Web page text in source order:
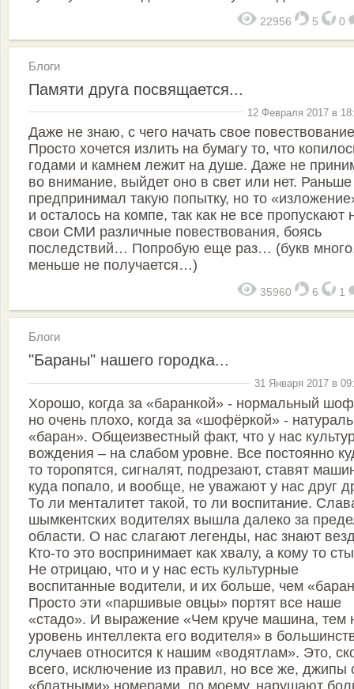
22956 5 0
Блоги
Памяти друга посвящается...
12 Февраля 2017 в
Даже не знаю, с чего начать свое
Просто хочется излить на бумагу то, что
годами и камнем лежит на душе. Даже не
во внимание, выйдет оно в свет или нет. Раньше
предпринимал такую попытку, но то
и осталось на компе, так как не все пропускают
свои СМИ различные повествования, боясь
последствий… Попробую еще раз… (букв
меньше не получается…)
35960 6 1
Блоги
"Бараны" нашего городка...
31 Января 2017 в
Хорошо, когда за «баранкой» - нормальный
но очень плохо, когда за «шофёркой» -
«баран». Общеизвестный факт, что у нас
вождения – на слабом уровне. Все постоянно
то торопятся, сигналят, подрезают, ставят
куда попало, и вообще, не уважают у нас друг
То ли менталитет такой, то ли воспитание.
шымкентских водителях вышла далеко за
области. О нас слагают легенды, нас знают
Кто-то это воспринимает как хвалу, а кому то
Не отрицаю, что и у нас есть культурные
воспитанные водители, и их больше, чем
Просто эти «паршивые овцы» портят все наше
«стадо». И выражение «Чем круче машина, тем
уровень интеллекта его водителя» в
случаев относится к нашим «водятлам». Это,
всего, исключение из правил, но все же, джипы
«блатными» номерами, по моему, нарушают